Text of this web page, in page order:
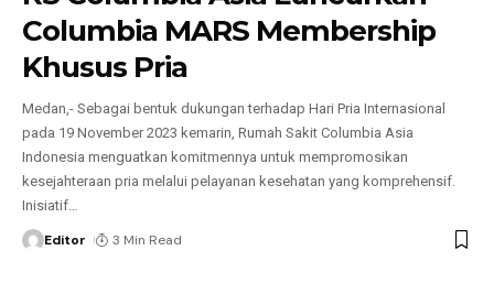
Columbia MARS Membership
Khusus Pria
Medan,- Sebagai bentuk dukungan terhadap Hari Pria Internasional
pada 19 November 2023 kemarin, Rumah Sakit Columbia Asia
Indonesia menguatkan komitmennya untuk mempromosikan
kesejahteraan pria melalui pelayanan kesehatan yang komprehensif.
Inisiatif
Editor 3 Min Read